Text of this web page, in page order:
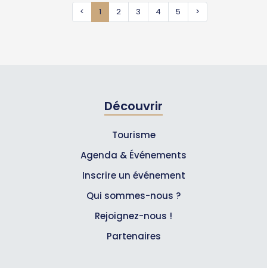
< 1 2 3 4 5 >
Découvrir
Tourisme
Agenda & Événements
Inscrire un événement
Qui sommes-nous ?
Rejoignez-nous !
Partenaires